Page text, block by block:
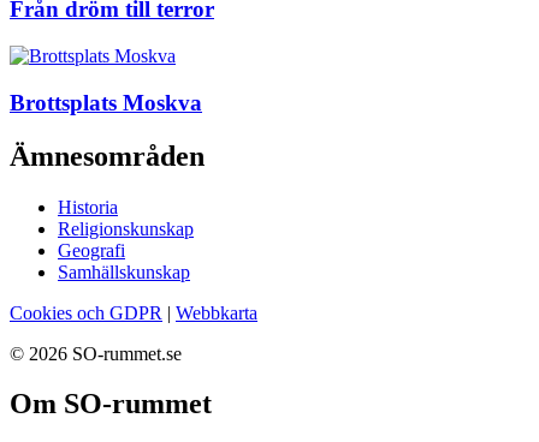
Från dröm till terror
Brottsplats Moskva
Ämnesområden
Historia
Religionskunskap
Geografi
Samhällskunskap
Cookies och GDPR | Webbkarta
© 2026 SO-rummet.se
Om SO-rummet